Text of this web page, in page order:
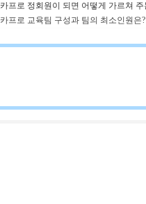
카프로 정회원이 되면 어떻게 가르쳐 주
카프로 교육팀 구성과 팀의 최소인원은?